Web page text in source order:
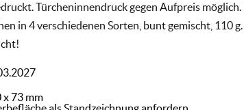
Türcheninnendruck gegen Aufpreis
in 4 verschiedenen Sorten, bunt gemischt, 110
x 73 mm